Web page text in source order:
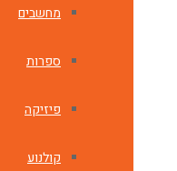
מחשבים
ספרות
פיזיקה
קולנוע